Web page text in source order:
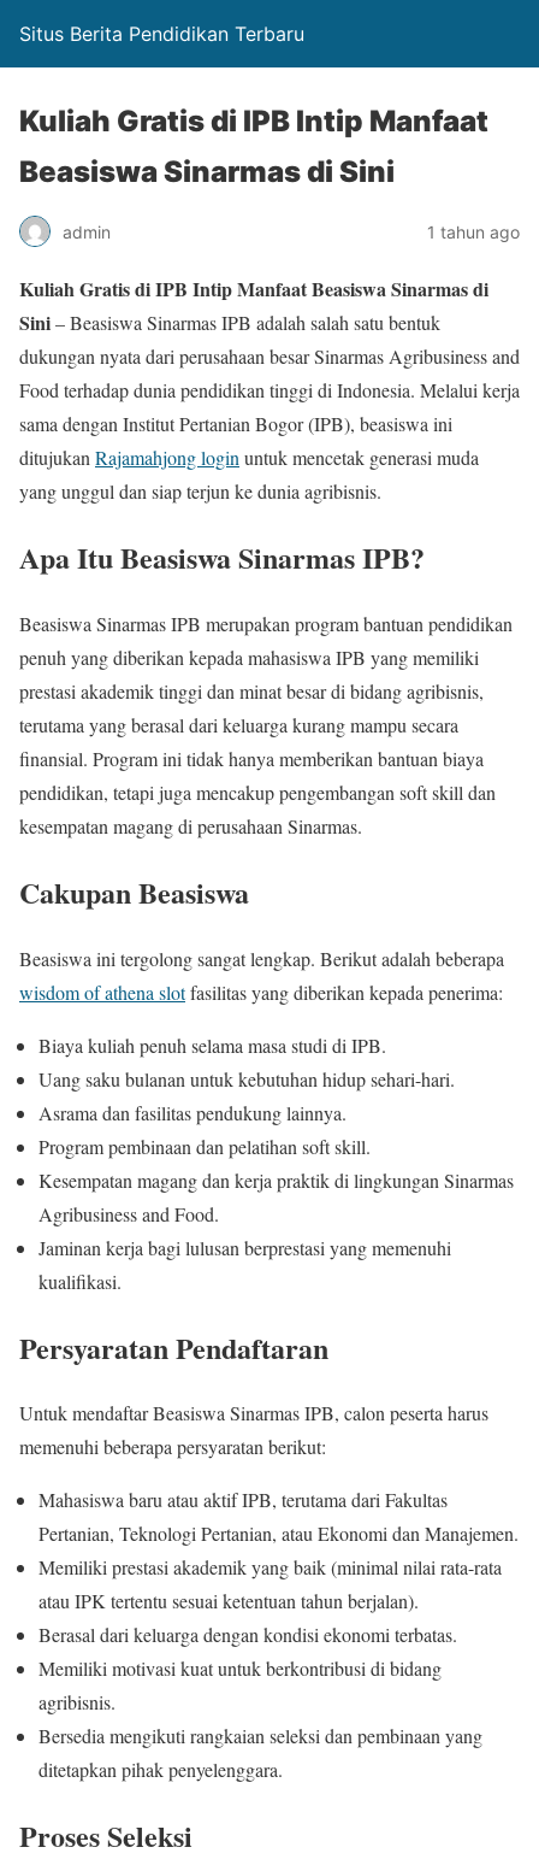
Situs Berita Pendidikan Terbaru
Kuliah Gratis di IPB Intip Manfaat
Beasiswa Sinarmas di Sini
admin 1 tahun ago
Kuliah Gratis di IPB Intip Manfaat Beasiswa Sinarmas di
Sini– Beasiswa Sinarmas IPB adalah salah satu bentuk
dukungan nyata dari perusahaan besar Sinarmas Agribusiness and
Food terhadap dunia pendidikan tinggi di Indonesia. Melalui kerja
sama dengan Institut Pertanian Bogor (IPB), beasiswa ini
ditujukan Rajamahjong login untuk mencetak generasi muda
yang unggul dan siap terjun ke dunia agribisnis.
Apa Itu Beasiswa Sinarmas IPB?
Beasiswa Sinarmas IPB merupakan program bantuan pendidikan
penuh yang diberikan kepada mahasiswa IPB yang memiliki
prestasi akademik tinggi dan minat besar di bidang agribisnis,
terutama yang berasal dari keluarga kurang mampu secara
finansial. Program ini tidak hanya memberikan bantuan biaya
pendidikan, tetapi juga mencakup pengembangan soft skill dan
kesempatan magang di perusahaan Sinarmas.
Cakupan Beasiswa
Beasiswa ini tergolong sangat lengkap. Berikut adalah beberapa
wisdom of athena slotfasilitas yang diberikan kepada penerima:
Biaya kuliah penuh selama masa studi di IPB.
Uang saku bulanan untuk kebutuhan hidup sehari-hari.
Asrama dan fasilitas pendukung lainnya.
Program pembinaan dan pelatihan soft skill.
Kesempatan magang dan kerja praktik di lingkungan Sinarmas
Agribusiness and Food.
Jaminan kerja bagi lulusan berprestasi yang memenuhi
kualifikasi.
Persyaratan Pendaftaran
Untuk mendaftar Beasiswa Sinarmas IPB, calon peserta harus
memenuhi beberapa persyaratan berikut:
Mahasiswa baru atau aktif IPB, terutama dari Fakultas
Pertanian, Teknologi Pertanian, atau Ekonomi dan Manajemen.
Memiliki prestasi akademik yang baik (minimal nilai rata-rata
atau IPK tertentu sesuai ketentuan tahun berjalan).
Berasal dari keluarga dengan kondisi ekonomi terbatas.
Memiliki motivasi kuat untuk berkontribusi di bidang
agribisnis.
Bersedia mengikuti rangkaian seleksi dan pembinaan yang
ditetapkan pihak penyelenggara.
Proses Seleksi